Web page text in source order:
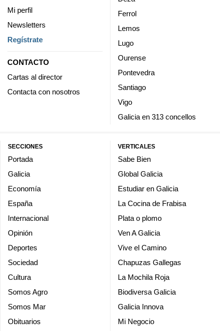
Mi perfil
Newsletters
Regístrate
CONTACTO
Cartas al director
Contacta con nosotros
Ferrol
Lemos
Lugo
Ourense
Pontevedra
Santiago
Vigo
Galicia en 313 concellos
SECCIONES
Portada
Galicia
Economía
España
Internacional
Opinión
Deportes
Sociedad
Cultura
Somos Agro
Somos Mar
Obituarios
VERTICALES
Sabe Bien
Global Galicia
Estudiar en Galicia
La Cocina de Frabisa
Plata o plomo
Ven A Galicia
Vive el Camino
Chapuzas Gallegas
La Mochila Roja
Biodiversa Galicia
Galicia Innova
Mi Negocio